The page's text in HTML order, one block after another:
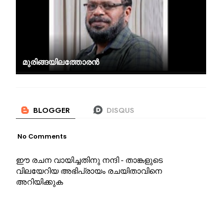
മുരിങ്ങയിലത്തോരൻ
No Comments
ഈ രചന വായിച്ചതിനു നന്ദി - താങ്കളുടെ
വിലയേറിയ അഭിപ്രായം രചയിതാവിനെ
അറിയിക്കുക